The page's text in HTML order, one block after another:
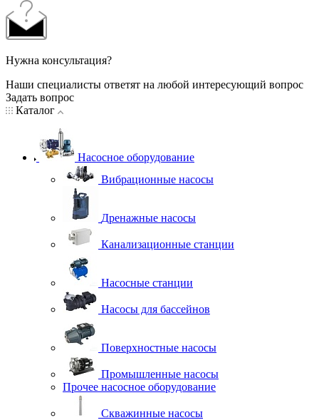
Нужна консультация?
Наши специалисты ответят на любой интересующий вопрос
Задать вопрос
Каталог
Насосное оборудование
Вибрационные насосы
Дренажные насосы
Канализационные станции
Насосные станции
Насосы для бассейнов
Поверхностные насосы
Промышленные насосы
Прочее насосное оборудование
Скважинные насосы